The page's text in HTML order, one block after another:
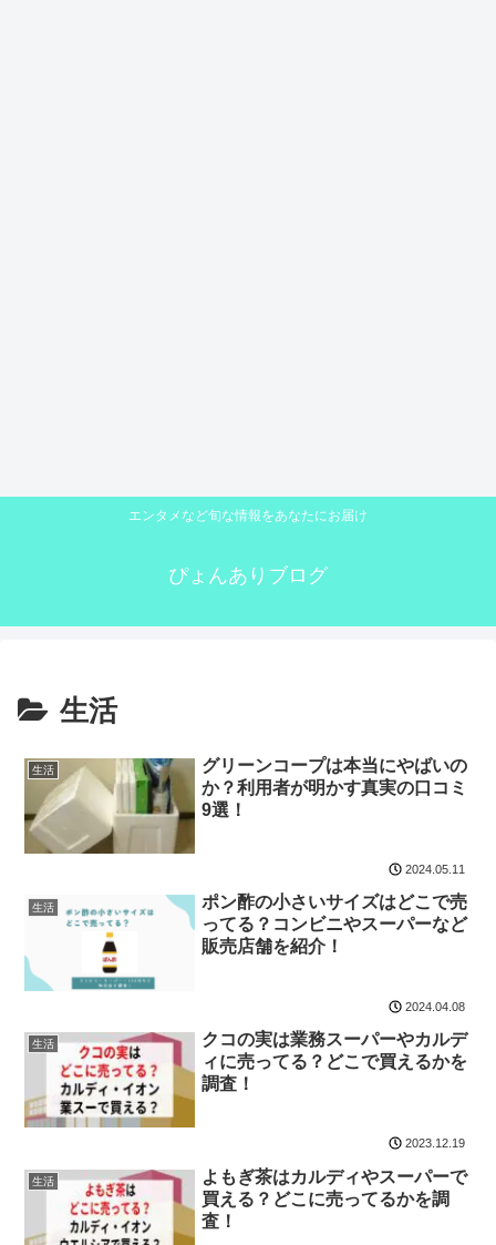
エンタメなど旬な情報をあなたにお届け
ぴょんありブログ
生活
生活
グリーンコープは本当にやばいの
か？利用者が明かす真実の口コミ
9選！
2024.05.11
生活
ポン酢の小さいサイズはどこで売
ってる？コンビニやスーパーなど
販売店舗を紹介！
2024.04.08
生活
クコの実は業務スーパーやカルデ
ィに売ってる？どこで買えるかを
調査！
2023.12.19
生活
よもぎ茶はカルディやスーパーで
買える？どこに売ってるかを調
査！